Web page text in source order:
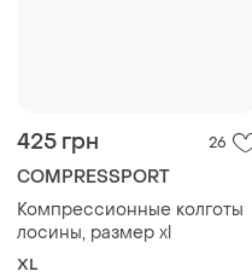
425 грн 26
COMPRESSPORT
Компрессионные колготы
лосины, размер xl
XL